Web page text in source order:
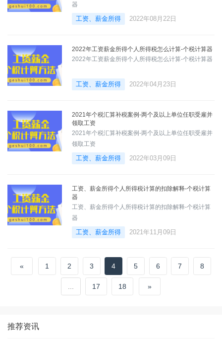
器
工资、薪金所得 2022年08月22日
2022年工资薪金所得个人所得税怎么计算-个税计算器
2022年工资薪金所得个人所得税怎么计算-个税计算器
工资、薪金所得 2022年04月23日
2021年个税汇算补税案例-两个及以上单位任职受雇并
领取工资
2021年个税汇算补税案例-两个及以上单位任职受雇并
领取工资
工资、薪金所得 2022年03月09日
工资、薪金所得个人所得税计算的扣除解释-个税计算
器
工资、薪金所得个人所得税计算的扣除解释-个税计算
器
工资、薪金所得 2021年11月09日
« 1 2 3 4 5 6 7 8
17 18 »
推荐资讯